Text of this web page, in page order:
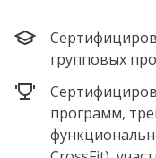
групповых
программ,